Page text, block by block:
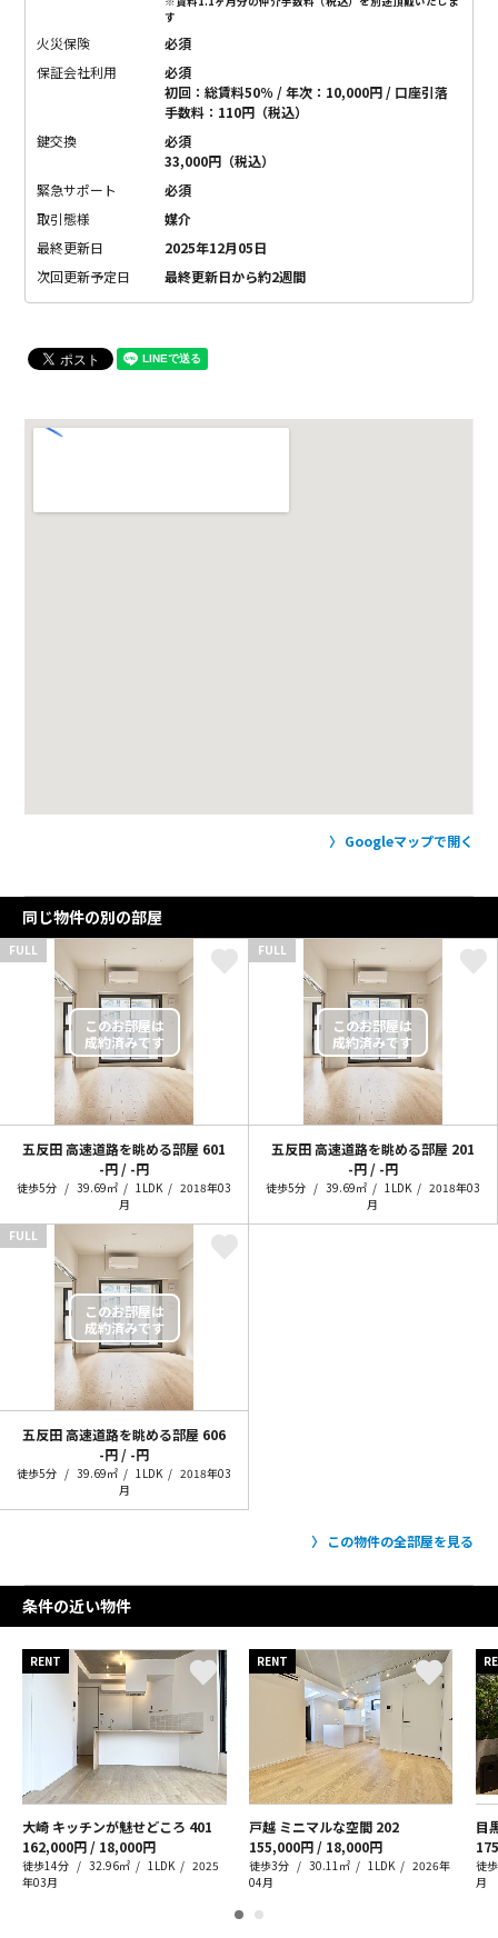
す
火災保険
必須
保証会社利用
必須
初回：総賃料50％ / 年次：10,000円 / 口座引落
手数料：110円（税込）
鍵交換
必須
33,000円（税込）
緊急サポート
必須
取引態様
媒介
最終更新日
2025年12月05日
次回更新予定日
最終更新日から約2週間
Googleマップで開く
同じ物件の別の部屋
FULL
五反田 高速道路を眺める部屋 601
-円 / -円
徒歩5分 39.69㎡ 1LDK
2018年03
月
FULL
五反田 高速道路を眺める部屋 201
-円 / -円
徒歩5分 39.69㎡ 1LDK
2018年03
月
FULL
五反田 高速道路を眺める部屋 606
-円 / -円
徒歩5分 39.69㎡ 1LDK
2018年03
月
この物件の全部屋を見る
条件の近い物件
RENT
大崎 キッチンが魅せどころ 401
162,000円 / 18,000円
徒歩14分 32.96㎡ 1LDK
2025
年03月
RENT
戸越 ミニマルな空間 202
155,000円 / 18,000円
徒歩3分 30.11㎡ 1LDK
2026年
04月
目
徒
月